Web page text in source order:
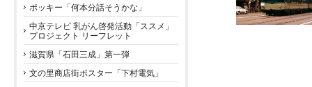
ポッキー「何本分話そうかな」
中京テレビ 乳がん啓発活動「ススメ」
プロジェクト リーフレット
滋賀県「石田三成」第一弾
文の里商店街ポスター「下村電気」